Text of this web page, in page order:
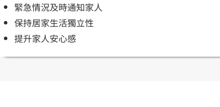
緊急情況及時通知家人
保持居家生活獨立性
提升家人安心感